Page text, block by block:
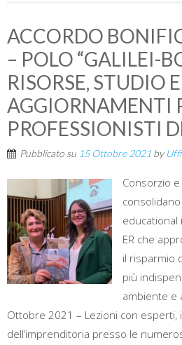
ACCORDO
– POLO “GALILEI-
RISORSE, STUDIO E
AGGIORNAMENTI
PROFESSIONISTI
Pubblicato su 15 Ottobre 2021 by
Consorzio
educational
ER che
il risparmio
più
ambiente e
Ottobre 2021 – Lezioni con esperti,
dell’imprenditoria presso le